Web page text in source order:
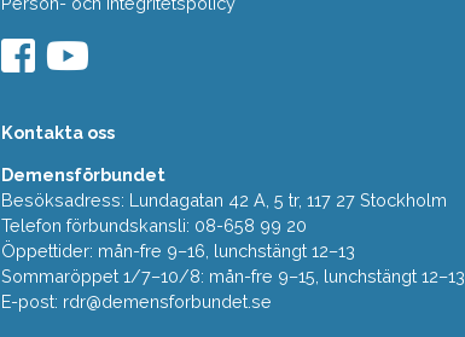
Kontakta oss
Demensförbundet
Besöksadress: Lundagatan 42 A, 5 tr, 117 27 Stockholm
Telefon förbundskansli: 08-658 99 20
Öppettider: mån-fre 9–16, lunchstängt 12–13
Sommaröppet 1/7–10/8: mån-fre 9–15, lunchstängt 12–13
E-post: rdr@demensforbundet.se